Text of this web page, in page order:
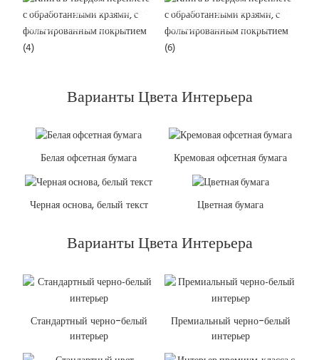
Книга в твердом переплете с
обработанными краями
Книга в твердом переплете с
обработанными краями
Варианты Цвета Интерьера
Белая офсетная бумага Кремовая офсетная бумага
Черная основа, белый текст Цветная бумага
Варианты Цвета Интерьера
Стандартный черно-белый
интерьер
Премиальный черно-белый
интерьер